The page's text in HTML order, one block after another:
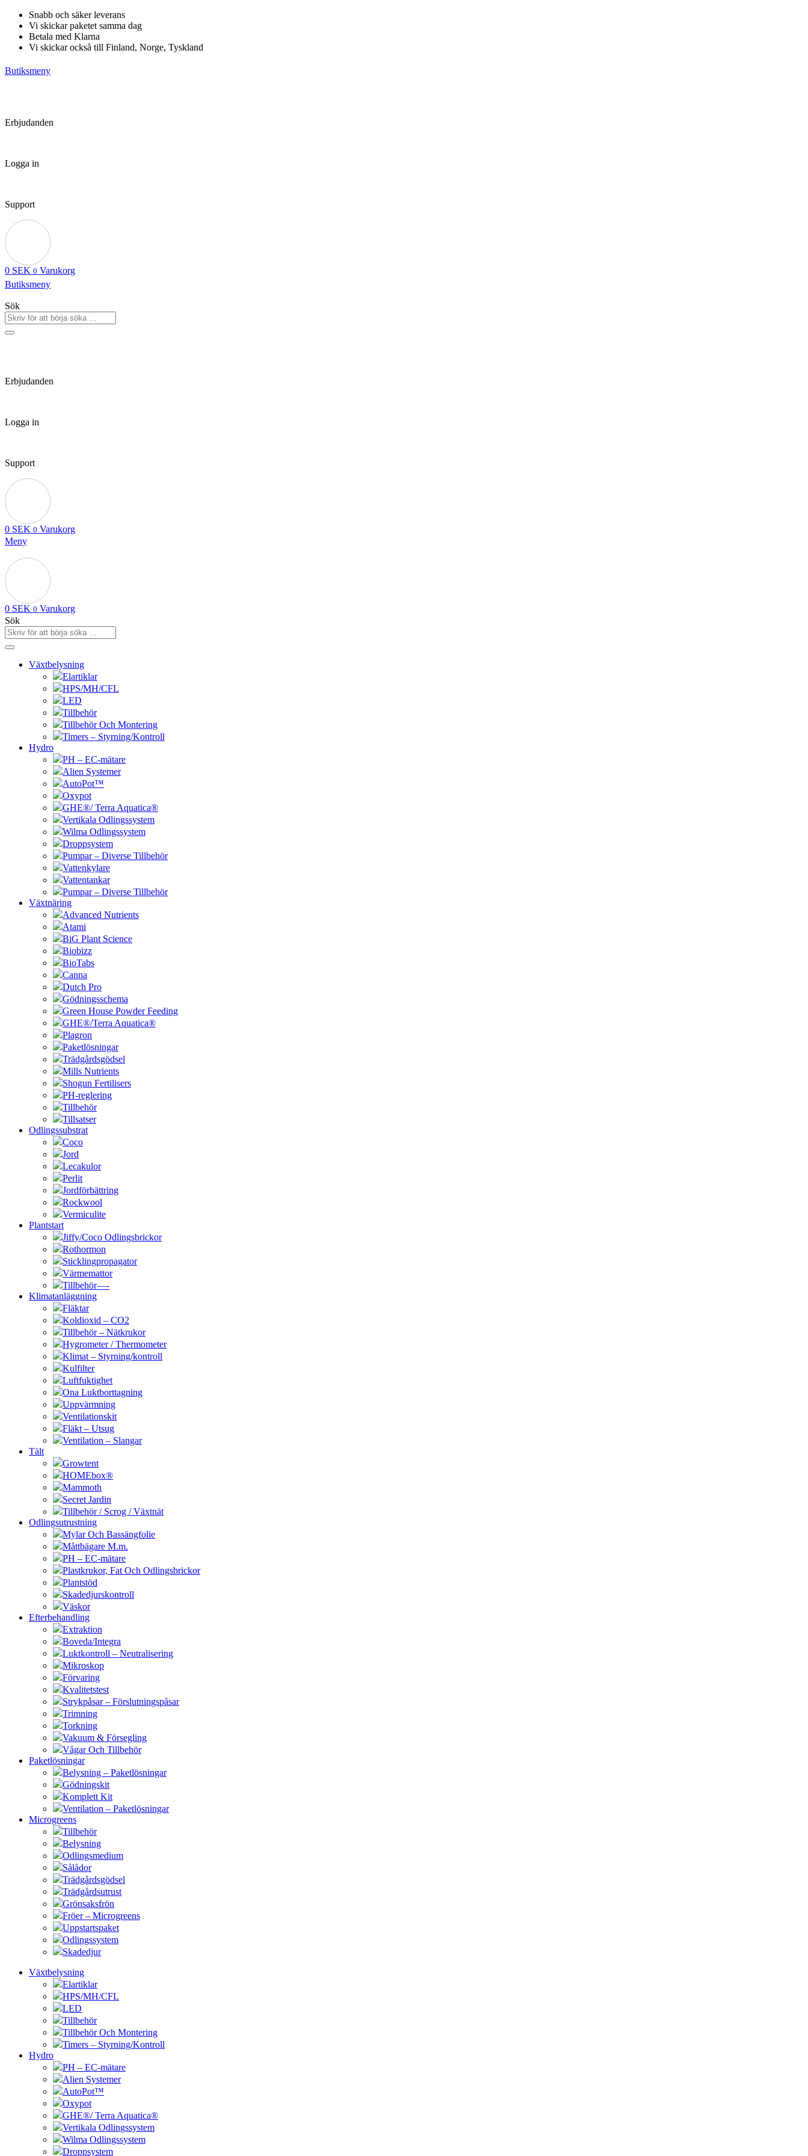
Hoppa
innehåll
Snabb och säker leverans
Vi skickar paketet samma dag
Betala med Klarna
Vi skickar också till Finland, Norge, Tyskland
Butiksmeny
Erbjudanden
Logga in
Support
0 SEK 0 Varukorg
Butiksmeny
Sök
Erbjudanden
Logga in
Support
0 SEK 0 Varukorg
Meny
0 SEK 0 Varukorg
Sök
Växtbelysning
Elartiklar
HPS/MH/CFL
LED
Tillbehör
Tillbehör Och Montering
Timers – Styrning/Kontroll
Hydro
PH – EC-mätare
Alien Systemer
AutoPot™
Oxypot
GHE®/ Terra Aquatica®
Vertikala Odlingssystem
Wilma Odlingssystem
Droppsystem
Pumpar – Diverse Tillbehör
Vattenkylare
Vattentankar
Pumpar – Diverse Tillbehör
Växtnäring
Advanced Nutrients
Atami
BiG Plant Science
Biobizz
BioTabs
Canna
Dutch Pro
Gödningsschema
Green House Powder Feeding
GHE®/Terra Aquatica®
Plagron
Paketlösningar
Trädgårdsgödsel
Mills Nutrients
Shogun Fertilisers
PH-reglering
Tillbehör
Tillsatser
Odlingssubstrat
Coco
Jord
Lecakulor
Perlit
Jordförbättring
Rockwool
Vermiculite
Plantstart
Jiffy/Coco Odlingsbrickor
Rothormon
Sticklingpropagator
Värmemattor
Tillbehör—-
Klimatanläggning
Fläktar
Koldioxid – CO2
Tillbehör – Nätkrukor
Hygrometer / Thermometer
Klimat – Styrning/kontroll
Kulfilter
Luftfuktighet
Ona Luktborttagning
Uppvärmning
Ventilationskit
Fläkt – Utsug
Ventilation – Slangar
Tält
Growtent
HOMEbox®
Mammoth
Secret Jardin
Tillbehör / Scrog / Växtnät
Odlingsutrustning
Mylar Och Bassängfolie
Måttbägare M.m.
PH – EC-mätare
Plastkrukor, Fat Och Odlingsbrickor
Plantstöd
Skadedjurskontroll
Väskor
Efterbehandling
Extraktion
Boveda/Integra
Luktkontroll – Neutralisering
Mikroskop
Förvaring
Kvalitetstest
Strykpåsar – Förslutningspåsar
Trimning
Torkning
Vakuum & Försegling
Vågar Och Tillbehör
Paketlösningar
Belysning – Paketlösningar
Gödningskit
Komplett Kit
Ventilation – Paketlösningar
Microgreens
Tillbehör
Belysning
Odlingsmedium
Sålådor
Trädgårdsgödsel
Trädgårdsutrust
Grönsaksfrön
Fröer – Microgreens
Uppstartspaket
Odlingssystem
Skadedjur
Växtbelysning
Elartiklar
HPS/MH/CFL
LED
Tillbehör
Tillbehör Och Montering
Timers – Styrning/Kontroll
Hydro
PH – EC-mätare
Alien Systemer
AutoPot™
Oxypot
GHE®/ Terra Aquatica®
Vertikala Odlingssystem
Wilma Odlingssystem
Droppsystem